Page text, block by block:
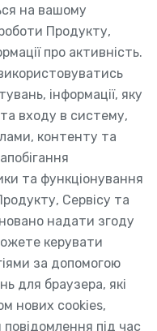
на вашому
Продукту,
про активність.
інформації, яку
входу в систему,
контенту та
та функціонування
Сервісу та
надати згоду
керувати
за допомогою
для браузера, які
нових cookies,
під час